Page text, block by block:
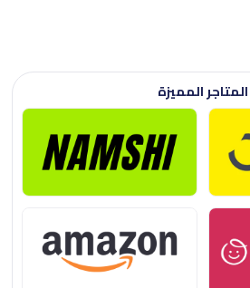
المتاجر المميزة